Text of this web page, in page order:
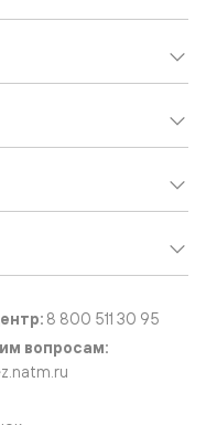
8 800 511 30 95
вопросам: